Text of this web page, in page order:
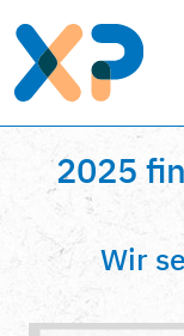
2025
Wir